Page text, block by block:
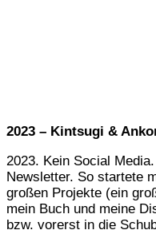
2023 – Kintsugi &
2023. Kein Social
Newsletter. So startete
großen Projekte (ein
mein Buch und meine
bzw. vorerst in die